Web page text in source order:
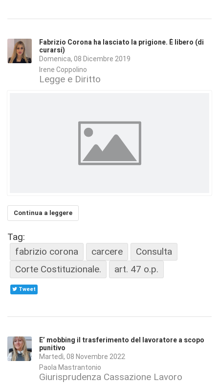
Fabrizio Corona ha lasciato la prigione. È libero (di
curarsi)
Domenica, 08 Dicembre 2019
Irene Coppolino
Legge e Diritto
Continua a leggere
Tag:
fabrizio corona
carcere
Consulta
Corte Costituzionale.
art. 47 o.p.
Tweet
E’ mobbing il trasferimento del lavoratore a scopo
punitivo
Martedì, 08 Novembre 2022
Paola Mastrantonio
Giurisprudenza Cassazione Lavoro